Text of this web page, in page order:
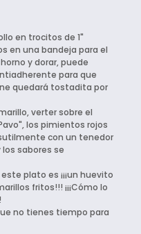
en trocitos de 1"
en una bandeja para el
y dorar, puede
para que
quedará tostadita por
verter sobre el
los pimientos rojos
con un tenedor
sabores se
plato es ¡¡¡un huevito
fritos!!! ¡¡¡Cómo lo
no tienes tiempo para